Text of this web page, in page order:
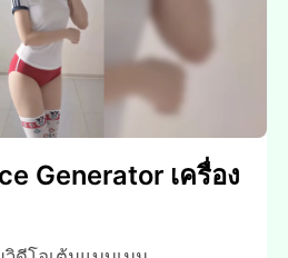
Generator เครื่อง